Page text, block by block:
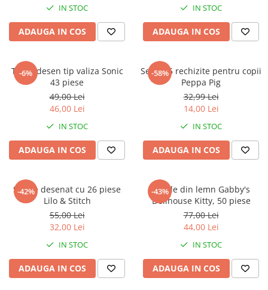
IN STOC
ADAUGA IN COS
IN STOC
ADAUGA IN COS
-6%
Trusa desen tip valiza Sonic
43 piese
49,00 Lei
46,00 Lei
IN STOC
ADAUGA IN COS
-58%
Set de 5 rechizite pentru copii
Peppa Pig
32,99 Lei
14,00 Lei
IN STOC
ADAUGA IN COS
-42%
Set de desenat cu 26 piese
Lilo & Stitch
55,00 Lei
32,00 Lei
IN STOC
ADAUGA IN COS
-43%
Puzzle din lemn Gabby's
Dollhouse Kitty, 50 piese
77,00 Lei
44,00 Lei
IN STOC
ADAUGA IN COS